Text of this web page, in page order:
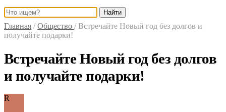
Найти
Главная / Общество / Встречайте Новый год без долгов и
получайте подарки!
Встречайте Новый год без долгов
и получайте подарки!
R